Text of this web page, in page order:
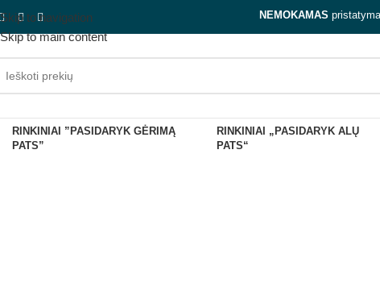
Skip to navigation
Skip to main content
NEMOKAMAS
RINKINIAI ”PASIDARYK GĖRIMĄ
PATS”
RINKINIAI „PASIDARYK ALŲ
PATS“
Ką